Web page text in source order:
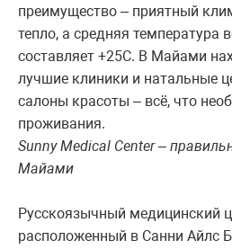
преимущество – приятный
тепло, а средняя температура
составляет +25С. В Майами
лучшие клиники и натальные
салоны красоты – всё, что
проживания.
Sunny Medical Center –
Майами
Русскоязычный медицинский
расположенный в Санни Айлс